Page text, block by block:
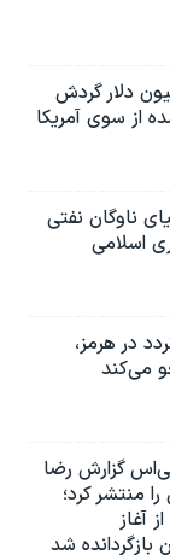
و ۳۰۰ میلیون دلار گردش
از سوی آمریکا
ناوگان نفتی
اسلامی
در هرمز،
می‌کند
گزارش رضا
را منتشر کرد؛
آغاز
بازگردانده شد